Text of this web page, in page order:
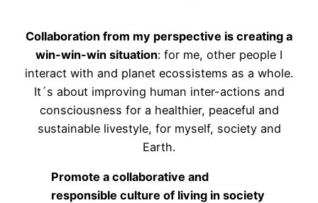
Collaboration from my perspective is creating a
win-win-win situation: for me, other people I
interact with and planet ecossistems as a whole.
It´s about improving human inter-actions and
consciousness for a healthier, peaceful and
sustainable livestyle, for myself, society and
Earth.
Promote a collaborative and
responsible culture of living in society